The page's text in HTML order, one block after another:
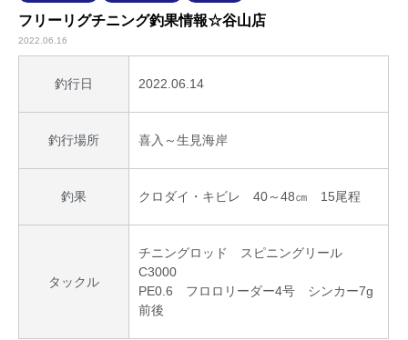
フリーリグチニング釣果情報☆谷山店
2022.06.16
釣行日 2022.06.14
釣行場所 喜入～生見海岸
釣果 クロダイ・キビレ 40～48㎝ 15尾程
タックル
チニングロッド スピニングリール
C3000
PE0.6 フロロリーダー4号 シンカー7g
前後